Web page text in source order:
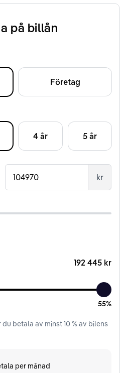
på billån
Företag
4 år 5 år
kr
192 445 kr
55%
du betala av minst10% av bilens
per månad